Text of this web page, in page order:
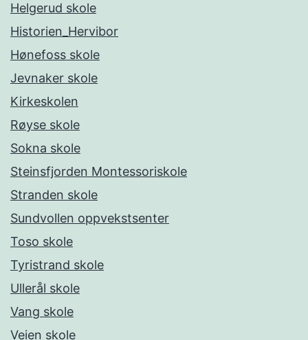
Helgerud skole
Historien_Hervibor
Hønefoss skole
Jevnaker skole
Kirkeskolen
Røyse skole
Sokna skole
Steinsfjorden Montessoriskole
Stranden skole
Sundvollen oppvekstsenter
Toso skole
Tyristrand skole
Ullerål skole
Vang skole
Veien skole